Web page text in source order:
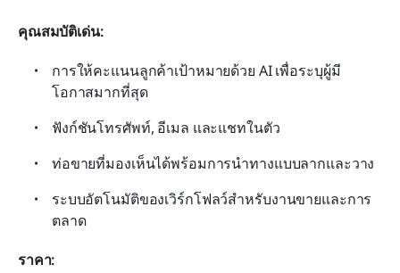
คุณสมบัติเด่น:
การให้คะแนนลูกค้าเป้าหมายด้วย AI เพื่อระบุผู้มี
โอกาสมากที่สุด
ฟังก์ชันโทรศัพท์, อีเมล และแชทในตัว
ท่อขายที่มองเห็นได้พร้อมการนำทางแบบลากและวาง
ระบบอัตโนมัติของเวิร์กโฟลว์สำหรับงานขายและการ
ตลาด
ราคา: